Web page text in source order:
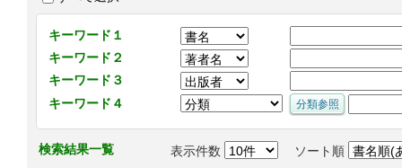
キーワード１
キーワード２
キーワード３
キーワード４
検索結果一覧 表示件数 ソート順